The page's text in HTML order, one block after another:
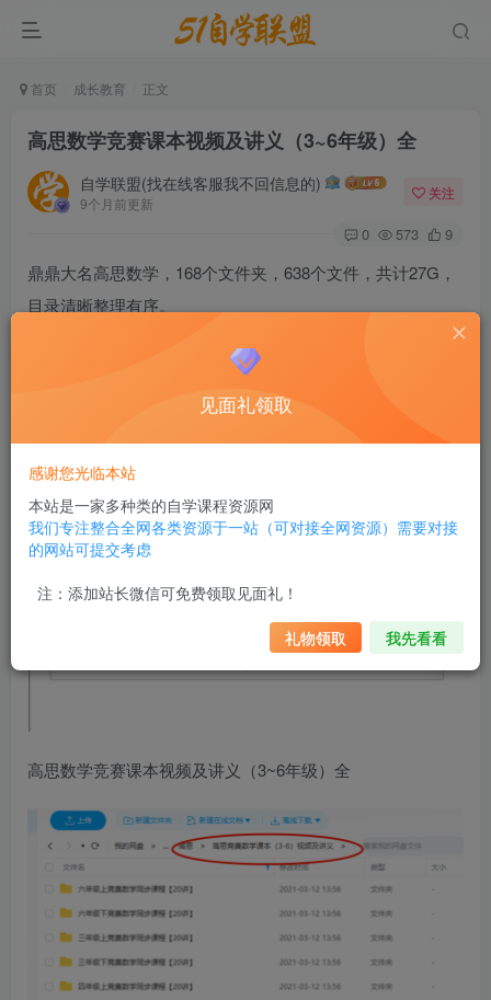
首页 成长教育 正文
高思数学竞赛课本视频及讲义（3~6年级）全
自学联盟(找在线客服我不回信息的)
9个月前更新
关注
0 573 9
鼎鼎大名高思数学，168个文件夹，638个文件，共计27G，
目录清晰整理有序。
高思数学竞赛课本视频及讲义（3~6年级）全
高思数学竞赛课本视频及讲义（3~6年级）全
见面礼领取
感谢您光临本站
本站是一家多种类的自学课程资源网
我们专注整合全网各类资源于一站（可对接全网资源）需要对接
的网站可提交考虑
注：添加站长微信可免费领取见面礼！
礼物领取 我先看看